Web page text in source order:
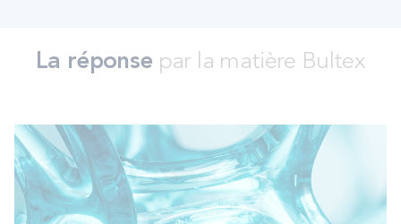
La réponse par la matière Bultex